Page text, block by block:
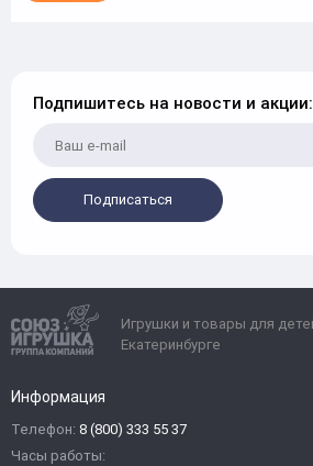
Подпишитесь на новости и акции:
Подписаться
Игрушки и товары для
Екатеринбурге
Информация
Телефон: 8 (800) 333 55 37
Часы работы: